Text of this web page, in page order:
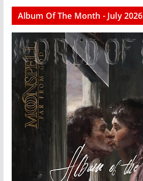
Album Of The Month - July 2026